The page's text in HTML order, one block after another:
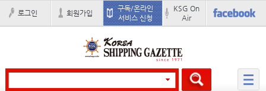
로그인 회원가입
구독/온라인
서비스 신청
KSG On
Air